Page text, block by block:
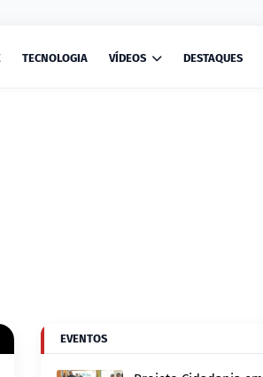
TECNOLOGIA VÍDEOS DESTAQUES
EVENTOS